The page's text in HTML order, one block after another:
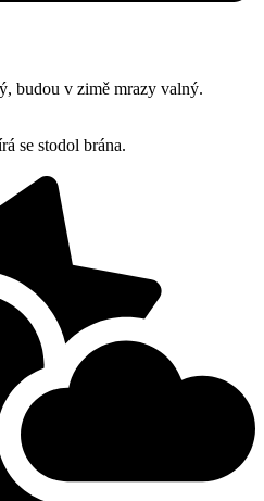
budou v zimě mrazy valný.
se stodol brána.